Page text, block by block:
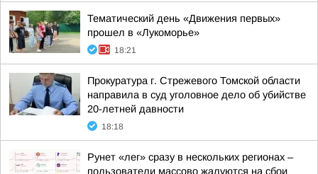
Тематический день «Движения первых»
прошел в «Лукоморье»
18:21
Прокуратура г. Стрежевого Томской области
направила в суд уголовное дело об убийстве
20-летней давности
18:18
Рунет «лег» сразу в нескольких регионах –
пользователи массово жалуются на сбои